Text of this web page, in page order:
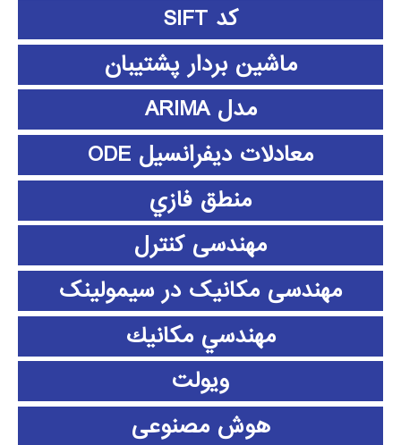
کد SIFT
ماشین بردار پشتیبان
مدل ARIMA
معادلات دیفرانسیل ODE
منطق فازي
مهندسی کنترل
مهندسی مکانیک در سیمولینک
مهندسي مكانيك
ویولت
هوش مصنوعی